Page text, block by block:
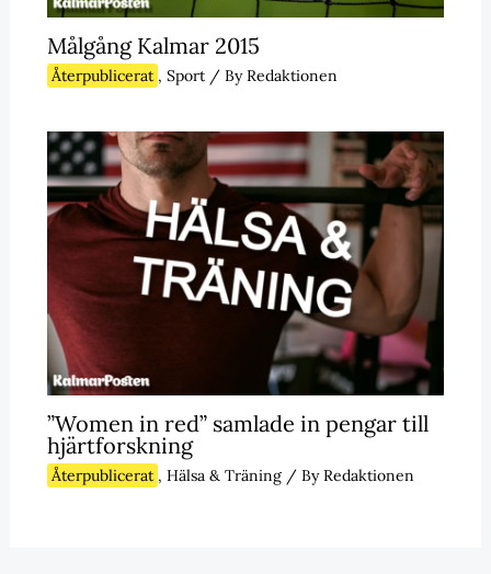
Målgång Kalmar 2015
Återpublicerat , Sport/ ByRedaktionen
”Women in red” samlade in pengar till
hjärtforskning
Återpublicerat , Hälsa & Träning/ ByRedaktionen